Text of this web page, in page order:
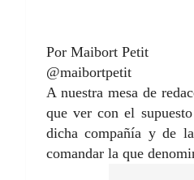
Por Maibort Petit
@maibortpetit
A nuestra mesa de
que ver con el
dicha compañía y de
comandar la que